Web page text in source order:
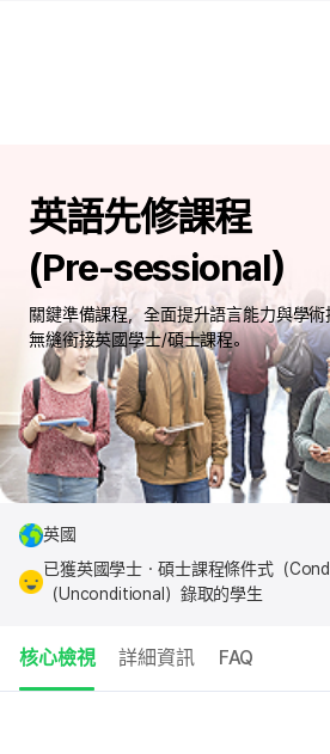
英語先修課程
(Pre-sessional）
關鍵準備課程，全面提升語言能力與學術
無縫銜接英國學士/碩士課程。
英國
已獲英國學士・碩士課程條件式（
（Unconditional）錄取的學生
核心檢視 詳細資訊 FAQ